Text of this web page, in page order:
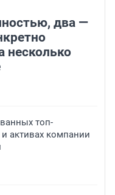
два —
несколько
топ-
активах компании